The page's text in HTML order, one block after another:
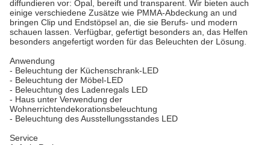
diffundieren vor: Opal, bereift und transparent. Wir bieten auch
einige verschiedene Zusätze wie PMMA-Abdeckung an und
bringen Clip und Endstöpsel an, die sie Berufs- und modern
schauen lassen. Verfügbar, gefertigt besonders an, das Helfen
besonders angefertigt worden für das Beleuchten der Lösung.
Anwendung
- Beleuchtung der Küchenschrank-LED
- Beleuchtung der Möbel-LED
- Beleuchtung des Ladenregals LED
- Haus unter Verwendung der
Wohnerrichtendekorationsbeleuchtung
- Beleuchtung des Ausstellungsstandes LED
Service